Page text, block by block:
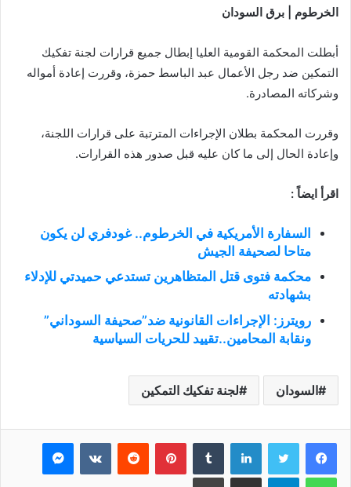
الخرطوم | برق السودان
أبطلت المحكمة القومية العليا إبطال جميع قرارات لجنة تفكيك
التمكين ضد رجل الأعمال عبد الباسط حمزة، وقررت إعادة أمواله
وشركاته المصادرة.
وقررت المحكمة بطلان الإجراءات المترتبة على قرارات اللجنة،
وإعادة الحال إلى ما كان عليه قبل صدور هذه القرارات.
اقرأ ايضاً :
السفارة الأمريكية في الخرطوم.. غودفري لن يكون
متاحا لصحيفة الجيش
محكمة فتوى قتل المتظاهرين تستدعي حميدتي للإدلاء
بشهادته
رويترز: الإجراءات القانونية ضد”صحيفة السوداني”
ونقابة المحامين..تقييد للحريات السياسية
السودان لجنة تفكيك التمكين
فيسبوك تويتر لينكدإن بينتيريست ماسنجر
واتساب تيلقرام مشاركة عبر البريد طباعة